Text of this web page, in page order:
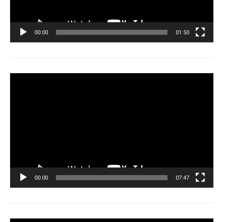
00:00 01:50
00:00 07:47